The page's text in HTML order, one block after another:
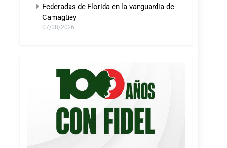
Federadas de Florida en la vanguardia de
Camagüey
07/08/2026